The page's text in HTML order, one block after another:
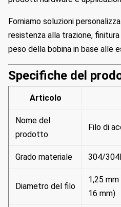
Forniamo soluzioni
resistenza alla trazione,
peso della bobina in base alle
Specifiche del
Articolo
Nome del
prodotto
Filo di
Grado materiale 304/
Diametro del filo
1,25
16 mm)